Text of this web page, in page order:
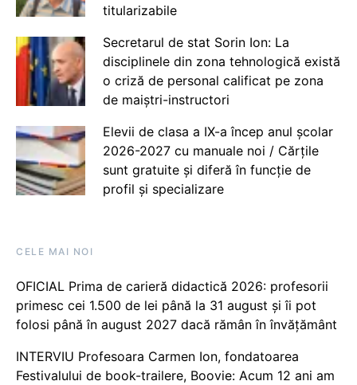
titularizabile
Secretarul de stat Sorin Ion: La
disciplinele din zona tehnologică există
o criză de personal calificat pe zona
de maiștri-instructori
Elevii de clasa a IX-a încep anul școlar
2026-2027 cu manuale noi / Cărțile
sunt gratuite și diferă în funcție de
profil și specializare
CELE MAI NOI
OFICIAL Prima de carieră didactică 2026: profesorii
primesc cei 1.500 de lei până la 31 august și îi pot
folosi până în august 2027 dacă rămân în învățământ
INTERVIU Profesoara Carmen Ion, fondatoarea
Festivalului de book-trailere, Boovie: Acum 12 ani am